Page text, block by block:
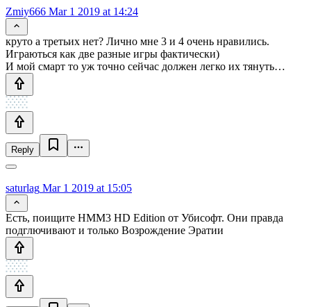
Zmiy666 Mar 1 2019 at 14:24
круто а третьих нет? Лично мне 3 и 4 очень нравились.
Играються как две разные игры фактически)
И мой смарт то уж точно сейчас должен легко их тянуть…
Reply
saturlag Mar 1 2019 at 15:05
Есть, поищите HMM3 HD Edition от Убисофт. Они правда
подглючивают и только Возрождение Эратии